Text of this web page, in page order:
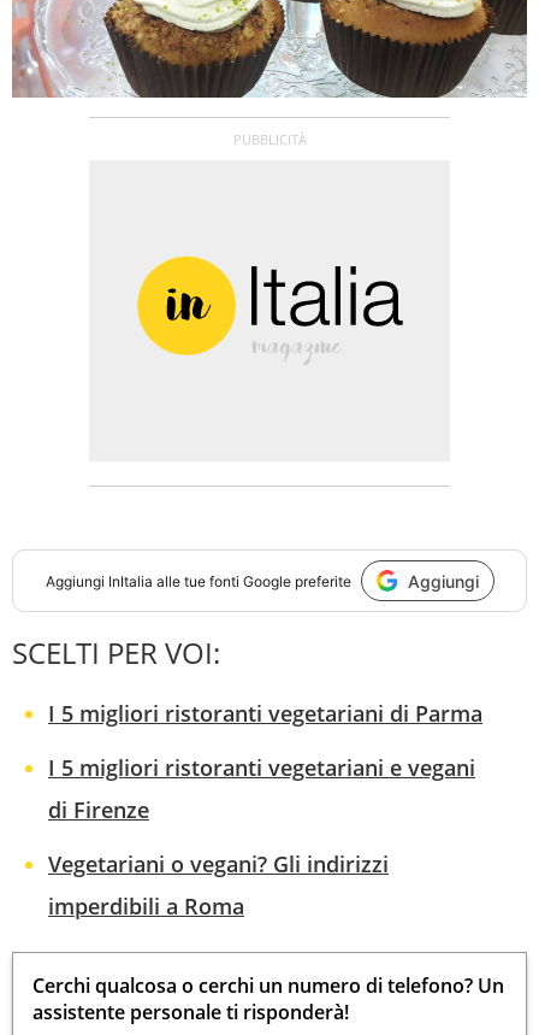
Aggiungi InItalia alle tue fonti Google preferite Aggiungi
SCELTI PER VOI:
I 5 migliori ristoranti vegetariani di Parma
I 5 migliori ristoranti vegetariani e vegani
di Firenze
Vegetariani o vegani? Gli indirizzi
imperdibili a Roma
Cerchi qualcosa o cerchi un numero di telefono? Un
assistente personale ti risponderà!